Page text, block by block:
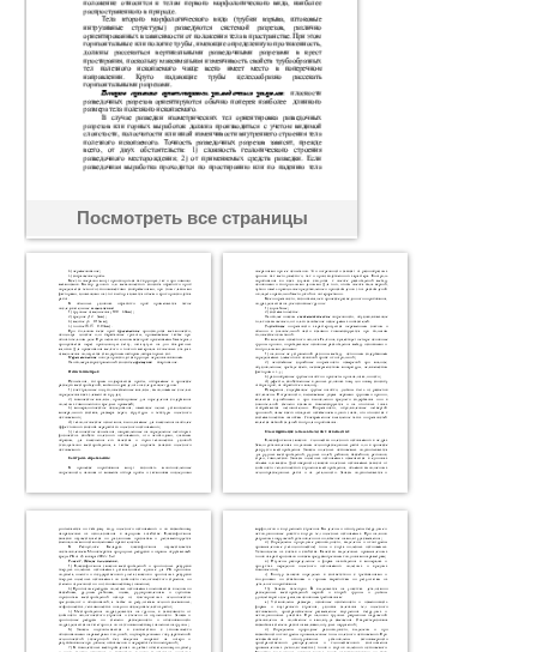
Посмотреть все страницы